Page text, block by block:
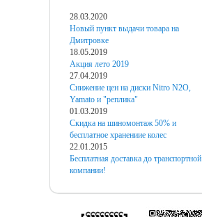
28.03.2020
Новый пункт выдачи товара на
Дмитровке
18.05.2019
Акция лето 2019
27.04.2019
Снижение цен на диски Nitro N2O,
Yamato и "реплика"
01.03.2019
Скидка на шиномонтаж 50% и
бесплатное хранениие колес
22.01.2015
Бесплатная доставка до транспортной
компании!